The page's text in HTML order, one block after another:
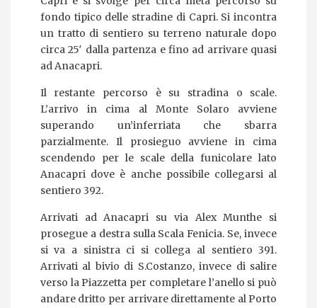
fondo tipico delle stradine di Capri. Si incontra
un tratto di sentiero su terreno naturale dopo
circa 25′ dalla partenza e fino ad arrivare quasi
ad Anacapri.
Il restante percorso è su stradina o scale.
L’arrivo in cima al Monte Solaro avviene
superando un’inferriata che sbarra
parzialmente. Il prosieguo avviene in cima
scendendo per le scale della funicolare lato
Anacapri dove è anche possibile collegarsi al
sentiero 392.
Arrivati ad Anacapri su via Alex Munthe si
prosegue a destra sulla Scala Fenicia. Se, invece
si va a sinistra ci si collega al sentiero 391.
Arrivati al bivio di S.Costanzo, invece di salire
verso la Piazzetta per completare l’anello si può
andare dritto per arrivare direttamente al Porto